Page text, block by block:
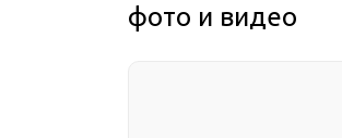
фото и видео